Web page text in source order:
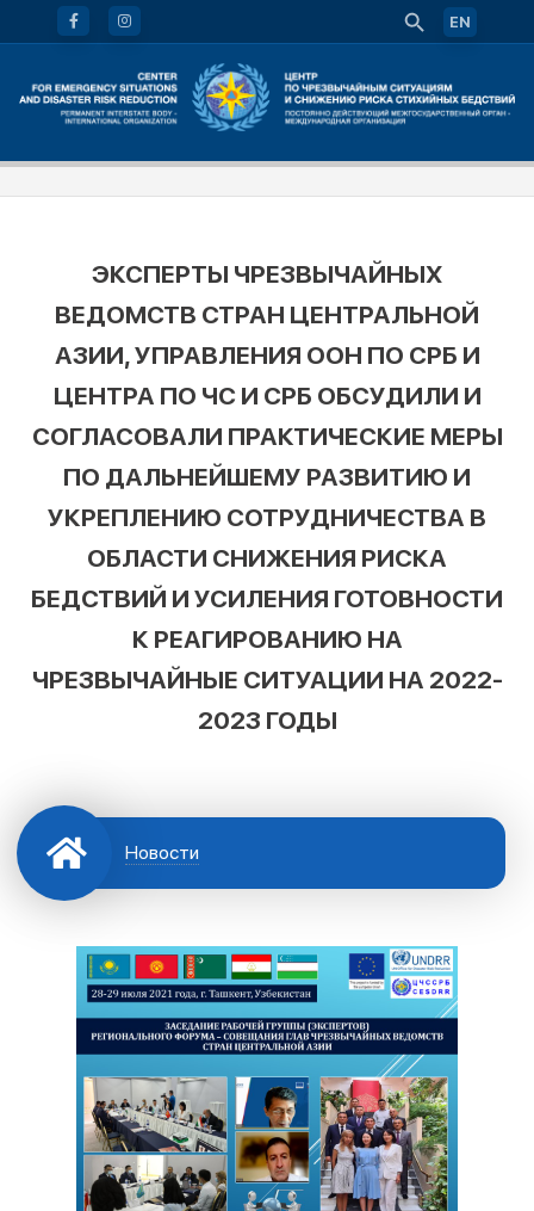
EN
ЭКСПЕРТЫ ЧРЕЗВЫЧАЙНЫХ
ВЕДОМСТВ СТРАН ЦЕНТРАЛЬНОЙ
АЗИИ, УПРАВЛЕНИЯ ООН ПО СРБ И
ЦЕНТРА ПО ЧС И СРБ ОБСУДИЛИ И
СОГЛАСОВАЛИ ПРАКТИЧЕСКИЕ МЕРЫ
ПО ДАЛЬНЕЙШЕМУ РАЗВИТИЮ И
УКРЕПЛЕНИЮ СОТРУДНИЧЕСТВА В
ОБЛАСТИ СНИЖЕНИЯ РИСКА
БЕДСТВИЙ И УСИЛЕНИЯ ГОТОВНОСТИ
К РЕАГИРОВАНИЮ НА
ЧРЕЗВЫЧАЙНЫЕ СИТУАЦИИ НА 2022-
2023 ГОДЫ
Новости